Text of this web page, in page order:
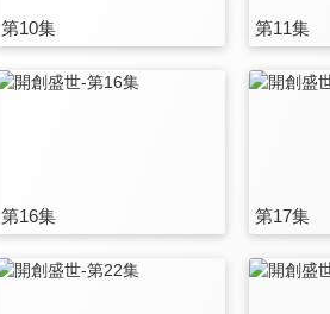
第10集 第11集
第16集 第17集